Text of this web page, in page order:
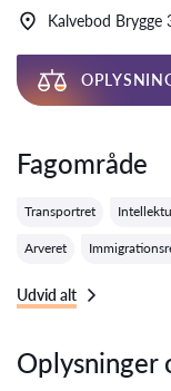
Kalvebod Brygge
Fagområde
Transportret
Arveret
Udvid alt
Oplysninger